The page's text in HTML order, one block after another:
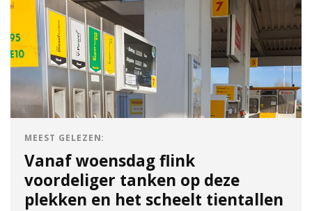
MEEST GELEZEN:
Vanaf woensdag flink
voordeliger tanken op deze
plekken en het scheelt tientallen